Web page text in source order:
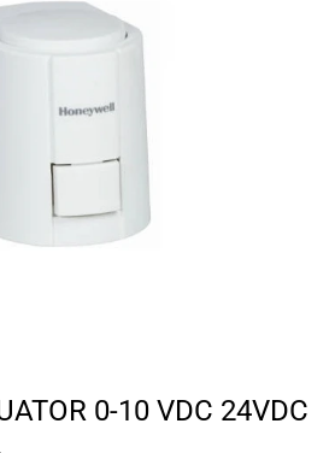
0-10 VDC 24VDC